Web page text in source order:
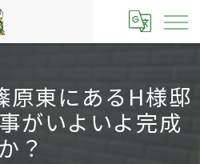
原東にあるH様邸
がいよいよ完成
か？